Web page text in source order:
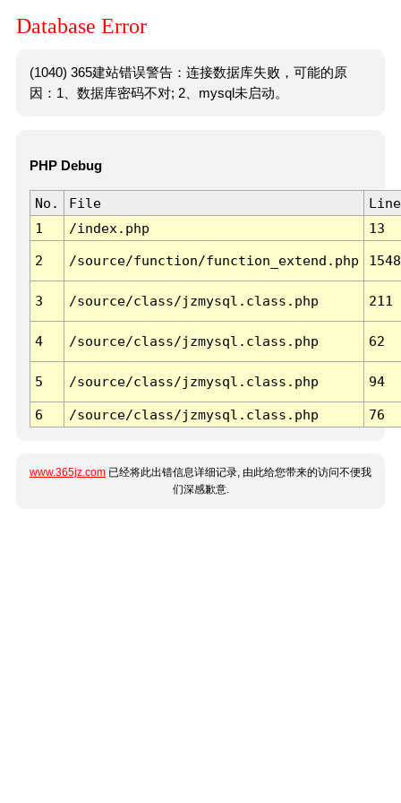
Database Error
(1040) 365建站错误警告：连接数据库失败，可能的原
因：1、数据库密码不对; 2、mysql未启动。
PHP Debug
No. File
Line
1
/index.php 13
2 /source/function/function_extend.php 1548
3 /source/class/jzmysql.class.php 211
4 /source/class/jzmysql.class.php 62
5 /source/class/jzmysql.class.php 94
6 /source/class/jzmysql.class.php 76
www.365jz.com 已经将此出错信息详细记录, 由此给您带来的访问不便我
们深感歉意.